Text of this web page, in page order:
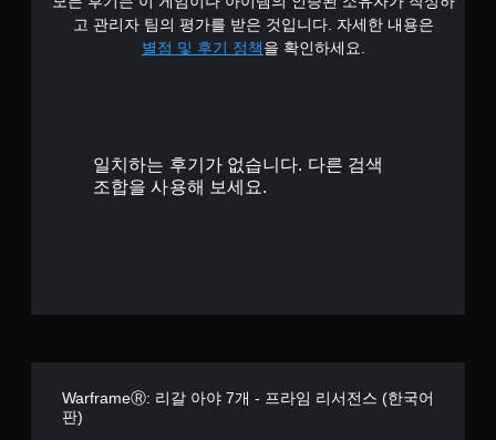
5
고 관리자 팀의 평가를 받은 것입니다. 자세한 내용은
별점 및 후기 정책을 확인하세요.
일치하는 후기가 없습니다. 다른 검색
조합을 사용해 보세요.
WarframeⓇ: 리갈 아야 7개 - 프라임 리서전스 (한국어
판)